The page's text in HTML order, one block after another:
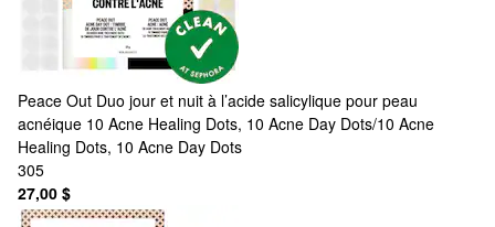
Peace Out Duo jour et nuit à l’acide salicylique pour peau
acnéique 10 Acne Healing Dots, 10 Acne Day Dots/10 Acne
Healing Dots, 10 Acne Day Dots
305
27,00 $